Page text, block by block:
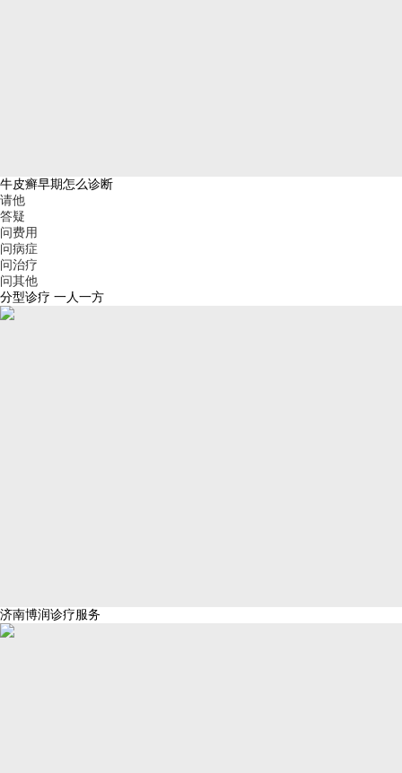
牛皮癣早期怎么诊断
请他
答疑
问费用
问病症
问治疗
问其他
分型诊疗 一人一方
济南博润诊疗服务